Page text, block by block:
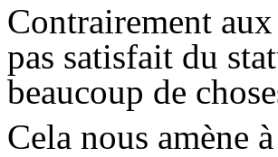
Contrairement
pas satisfait du
beaucoup de
Cela nous amène